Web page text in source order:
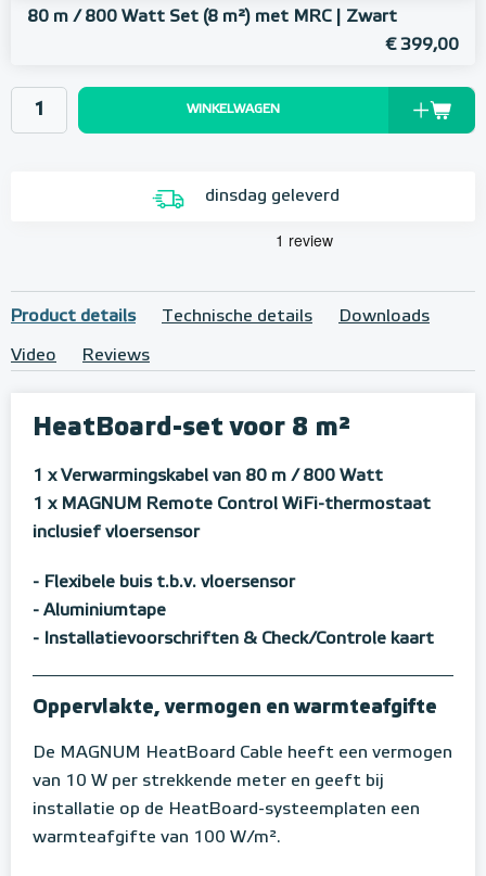
80 m / 800 Watt Set (8 m²) met MRC | Zwart
€ 399,00
WINKELWAGEN
dinsdag geleverd
Product details Technische details Downloads
Video Reviews
HeatBoard-set voor 8 m²
1 x Verwarmingskabel van 80 m / 800 Watt
1 x MAGNUM Remote Control WiFi-thermostaat
inclusief vloersensor
- Flexibele buis t.b.v. vloersensor
- Aluminiumtape
- Installatievoorschriften & Check/Controle kaart
Oppervlakte, vermogen en warmteafgifte
De MAGNUM HeatBoard Cable heeft een vermogen
van 10 W per strekkende meter en geeft bij
installatie op de HeatBoard-systeemplaten een
warmteafgifte van 100 W/m².